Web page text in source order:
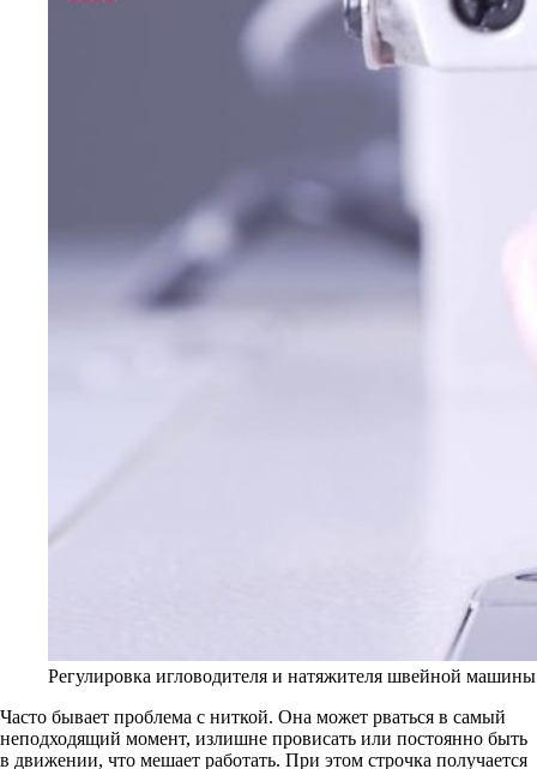
Регулировка игловодителя и натяжителя швейной машины
Часто бывает проблема с ниткой. Она может рваться в самый
неподходящий момент, излишне провисать или постоянно быть
в движении, что мешает работать. При этом строчка получается